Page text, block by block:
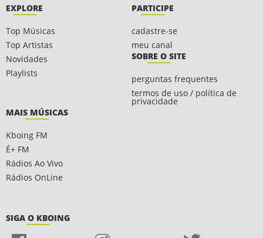
EXPLORE
Top Músicas
Top Artistas
Novidades
Playlists
PARTICIPE
cadastre-se
meu canal
SOBRE O SITE
perguntas frequentes
termos de uso / política de
privacidade
MAIS MÚSICAS
Kboing FM
É+ FM
Rádios Ao Vivo
Rádios OnLine
SIGA O KBOING